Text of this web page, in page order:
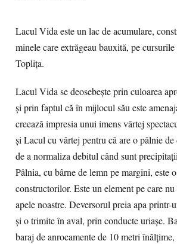
Lacul Vida este un lac de acumulare,
minele care extrăgeau bauxită, pe
Topliţa.
Lacul Vida se deosebeşte prin culoarea
şi prin faptul că în mijlocul său este
creează impresia unui imens vârtej
și Lacul cu vârtej pentru că are o pâlnie
de a normaliza debitul când sunt
Pâlnia, cu bârne de lemn pe margini, este
constructorilor. Este un element pe care
apele noastre. Deversorul preia apa printr-
și o trimite în aval, prin conducte uriașe.
baraj de anrocamente de 10 metri